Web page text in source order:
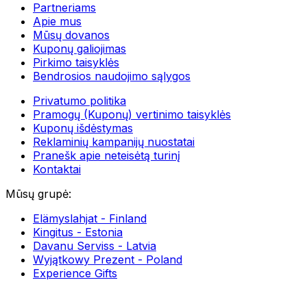
Partneriams
Apie mus
Mūsų dovanos
Kuponų galiojimas
Pirkimo taisyklės
Bendrosios naudojimo sąlygos
Privatumo politika
Pramogų (Kuponų) vertinimo taisyklės
Kuponų išdėstymas
Reklaminių kampanijų nuostatai
Pranešk apie neteisėtą turinį
Kontaktai
Mūsų grupė:
Elämyslahjat - Finland
Kingitus - Estonia
Davanu Serviss - Latvia
Wyjątkowy Prezent - Poland
Experience Gifts